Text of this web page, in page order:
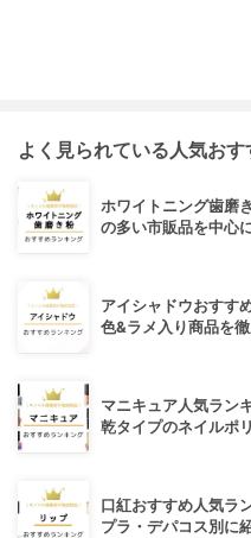
よく見られている人気お
ホワイトニング歯磨
の多い市販品を中心
アイシャドウおすす
色&ラメ入り商品を徹
マニキュア人気ラン
乾タイプのネイルポ
口紅おすすめ人気ラ
プラ・デパコス別に